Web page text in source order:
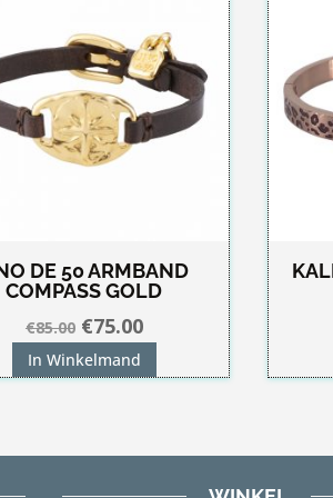
DE 50 ARMBAND
COMPASS GOLD
€85.00 Oorspronkelijke
prijs
was:
€75.00Huidige
is:
In Winkelmand